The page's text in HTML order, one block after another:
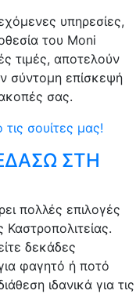
υπηρεσίες,
του Moni
τιμές, αποτελούν
σύντομη επίσκεψή
σας.
σουίτες μας!
ΣΤΗ
πολλές επιλογές
δεκάδες
φαγητό ή ποτό
ιδανικά για τις